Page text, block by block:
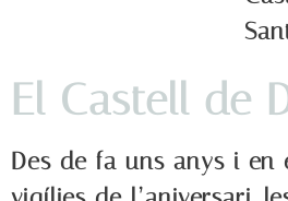
El Castell de
Des de fa uns anys i en